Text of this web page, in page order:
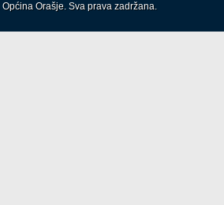
Orašje. Sva prava zadržana.